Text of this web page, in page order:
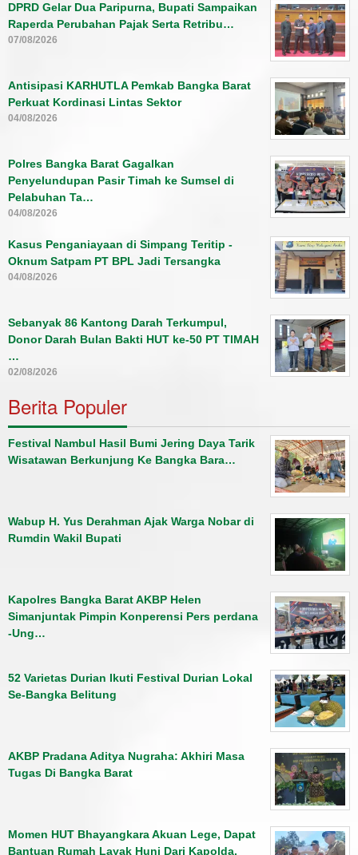
DPRD Gelar Dua Paripurna, Bupati Sampaikan
Raperda Perubahan Pajak Serta Retribu…
07/08/2026
Antisipasi KARHUTLA Pemkab Bangka Barat
Perkuat Kordinasi Lintas Sektor
04/08/2026
Polres Bangka Barat Gagalkan
Penyelundupan Pasir Timah ke Sumsel di
Pelabuhan Ta…
04/08/2026
Kasus Penganiayaan di Simpang Teritip -
Oknum Satpam PT BPL Jadi Tersangka
04/08/2026
Sebanyak 86 Kantong Darah Terkumpul,
Donor Darah Bulan Bakti HUT ke-50 PT TIMAH
…
02/08/2026
Berita Populer
Festival Nambul Hasil Bumi Jering Daya Tarik
Wisatawan Berkunjung Ke Bangka Bara…
Wabup H. Yus Derahman Ajak Warga Nobar di
Rumdin Wakil Bupati
Kapolres Bangka Barat AKBP Helen
Simanjuntak Pimpin Konperensi Pers perdana
-Ung…
52 Varietas Durian Ikuti Festival Durian Lokal
Se-Bangka Belitung
AKBP Pradana Aditya Nugraha: Akhiri Masa
Tugas Di Bangka Barat
Momen HUT Bhayangkara Akuan Lege, Dapat
Bantuan Rumah Layak Huni Dari Kapolda.